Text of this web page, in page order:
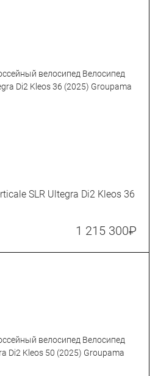
SLR Ultegra Di2 Kleos 36
1 215 300₽